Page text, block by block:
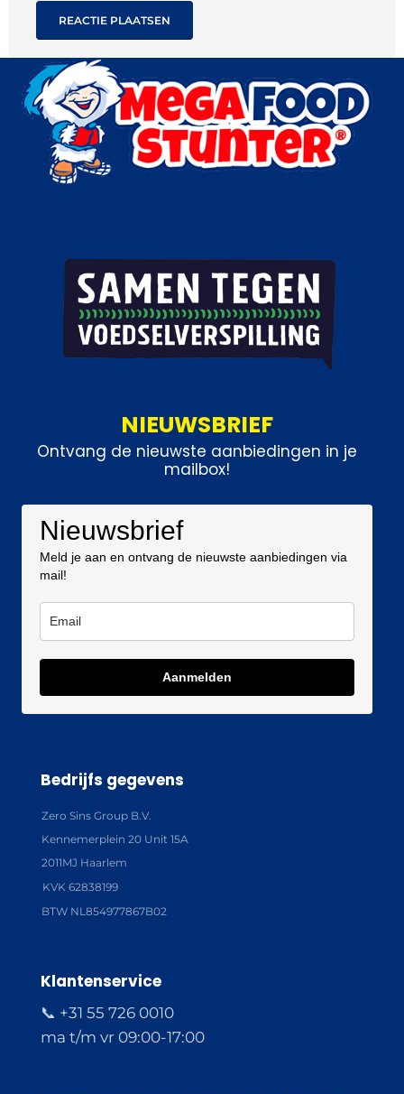
NIEUWSBRIEF
Ontvang de nieuwste aanbiedingen in je
mailbox!
Nieuwsbrief
Meld je aan en ontvang de nieuwste aanbiedingen via
mail!
Aanmelden
Bedrijfs gegevens
Zero Sins Group B.V.
Kennemerplein 20 Unit 15A
2011MJ Haarlem
KVK 62838199
BTW NL854977867B02
Klantenservice
📞 +31 55 726 0010
ma t/m vr 09:00-17:00